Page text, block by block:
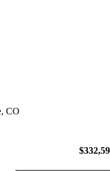
CO